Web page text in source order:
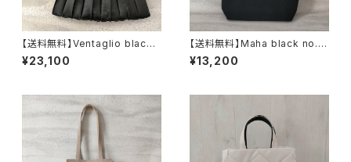
【送料無料】Ventaglio black
／イタリア製牛革のプリーツト
ート
¥23,100
【送料無料】Maha black no.2
／国産ピッグスエード一枚革の
トートバッグ
¥13,200